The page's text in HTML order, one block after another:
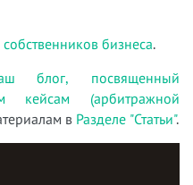
бизнеса.
блог, посвященный
кейсам (арбитражной
в Разделе "Статьи".